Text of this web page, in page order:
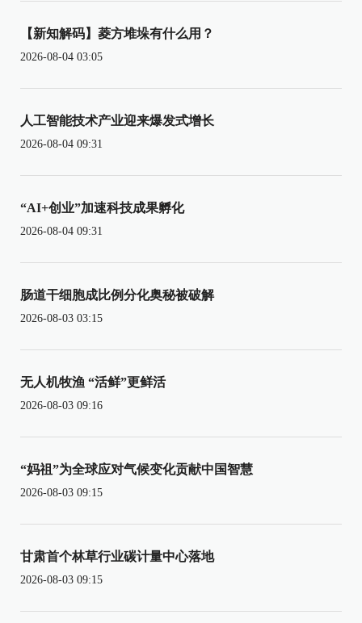
【新知解码】菱方堆垛有什么用？
2026-08-04 03:05
人工智能技术产业迎来爆发式增长
2026-08-04 09:31
“AI+创业”加速科技成果孵化
2026-08-04 09:31
肠道干细胞成比例分化奥秘被破解
2026-08-03 03:15
无人机牧渔 “活鲜”更鲜活
2026-08-03 09:16
“妈祖”为全球应对气候变化贡献中国智慧
2026-08-03 09:15
甘肃首个林草行业碳计量中心落地
2026-08-03 09:15